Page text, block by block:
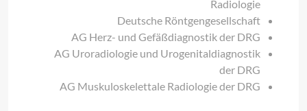
Radiologie
Deutsche Röntgengesellschaft
AG Herz- und Gefäßdiagnostik der DRG
AG Uroradiologie und Urogenitaldiagnostik
der DRG
AG Muskuloskelettale Radiologie der DRG